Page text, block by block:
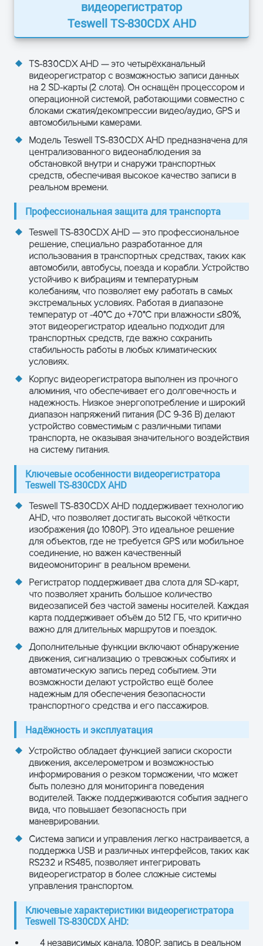
видеорегистратор
Teswell TS-830CDX AHD
TS-830CDX AHD — это четырёхканальный
видеорегистратор с возможностью записи данных
на 2 SD-карты (2 слота). Он оснащён процессором и
операционной системой, работающими совместно с
блоками сжатия/декомпрессии видео/аудио, GPS и
автомобильными камерами.
Модель Teswell TS-830CDX AHD предназначена для
централизованного видеонаблюдения за
обстановкой внутри и снаружи транспортных
средств, обеспечивая высокое качество записи в
реальном времени.
Профессиональная защита для транспорта
Teswell TS-830CDX AHD — это профессиональное
решение, специально разработанное для
использования в транспортных средствах, таких как
автомобили, автобусы, поезда и корабли. Устройство
устойчиво к вибрациям и температурным
колебаниям, что позволяет ему работать в самых
экстремальных условиях. Работая в диапазоне
температур от -40°C до +70°C при влажности ≤80%,
этот видеорегистратор идеально подходит для
транспортных средств, где важно сохранить
стабильность работы в любых климатических
условиях.
Корпус видеорегистратора выполнен из прочного
алюминия, что обеспечивает его долговечность и
надежность. Низкое энергопотребление и широкий
диапазон напряжений питания (DC 9-36 В) делают
устройство совместимым с различными типами
транспорта, не оказывая значительного воздействия
на систему питания.
Ключевые особенности видеорегистратора
Teswell TS-830CDX AHD
Teswell TS-830CDX AHD поддерживает технологию
AHD, что позволяет достигать высокой чёткости
изображения (до 1080P). Это идеальное решение
для объектов, где не требуется GPS или мобильное
соединение, но важен качественный
видеомониторинг в реальном времени.
Регистратор поддерживает два слота для SD-карт,
что позволяет хранить большое количество
видеозаписей без частой замены носителей. Каждая
карта поддерживает объём до 512 ГБ, что критично
важно для длительных маршрутов и поездок.
Дополнительные функции включают обнаружение
движения, сигнализацию о тревожных событиях и
автоматическую запись перед событием. Эти
возможности делают устройство ещё более
надежным для обеспечения безопасности
транспортного средства и его пассажиров.
Надёжность и эксплуатация
Устройство обладает функцией записи скорости
движения, акселерометром и возможностью
информирования о резком торможении, что может
быть полезно для мониторинга поведения
водителей. Также поддерживаются события заднего
вида, что повышает безопасность при
маневрировании.
Система записи и управления легко настраивается, а
поддержка USB и различных интерфейсов, таких как
RS232 и RS485, позволяет интегрировать
видеорегистратор в более сложные системы
управления транспортом.
Ключевые характеристики видеорегистратора
Teswell TS-830CDX AHD:
4 независимых канала, 1080P, запись в реальном
уровень
Искажения и шумы ≤-30 дБ
Режим записи
Сжатие аудио G711A
Цифровая
обработка и
хранение
Сжатие
изображения
(1920 x
Видеопоток
192 кбит/
с (на
Объем дискового
пространства,
используемого при
записи на жесткий
диск
1080P: 85
воспроизведении
1080),
(1920 x
Битрейт аудио
4
на канал
каждая
Качество
изображения
8
Сигналы
тревоги
Вход сигналов
тревоги
4-
Триггер
Выход сигналов
тревоги
Определение
движения в кадре
Сетевой
интерфейс
доступа
Wi-Fi
модуль,
3G/4G
FDD-LTE/
LTE/
ГЛОНАСС/GPS ГЛОНАСС/GPS
ГЛОНАСС/